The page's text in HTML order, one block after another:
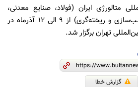
متالورژی ایران (فولاد، صنایع معدنی،
آهنگری و ماشین‌کاری، قالب‌سازی و ریخته‌گری) از ۹ الی ۱۲ آذرماه در
تهران برگزار شد.
گزارش خطا